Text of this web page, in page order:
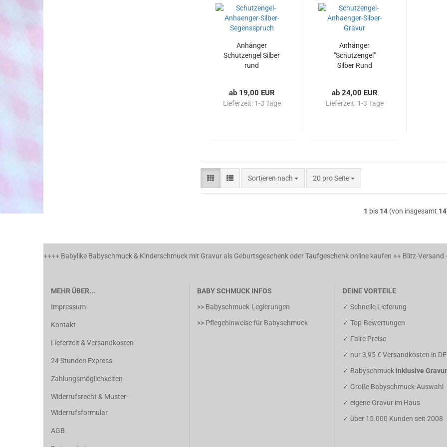
Anhänger
Schutzengel Silber
rund
ab 19,00 EUR
Lieferzeit: 1-3 Tage
Anhänger
"Schutzengel"
Silber Rund
ab 24,00 EUR
Lieferzeit: 1-3 Tage
Sortieren nach
Sortieren nach 20 pro Seite
pro Seite
1 bis 14 (von insgesamt 14
++++ Babylike Babyschmuck & Kinderschmuck mit Gravur als Geburtsgeschenk oder Taufgeschenk online kaufen ++ Blitz-
MEHR ÜBER...
Impressum
Kontakt
Lieferzeit & Versandkosten
24 Stunden Express
Zahlungsmöglichkeiten
Widerrufsrecht & Muster-
Widerrufsformular
AGB
BABY SCHMUCK INFOS
>> Babyschmuck-Legierungen
>> Pflegehinweise für Babyschmuck
DEINE VORTEILE
✓ Schnelle Lieferung
✓ Top-Bewertungen
✓ Faire Preise
✓ nur 3,95 € Versandkosten in DE
✓ Babyschmuck inklusive Gravur
✓ Große Babyschmuck-Auswahl
✓ eigene Gravur im Haus
✓ über 15.000 Kunden seit 2008